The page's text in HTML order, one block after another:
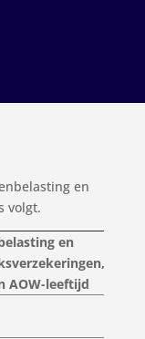
en
volgt.
en
AOW-leeftijd